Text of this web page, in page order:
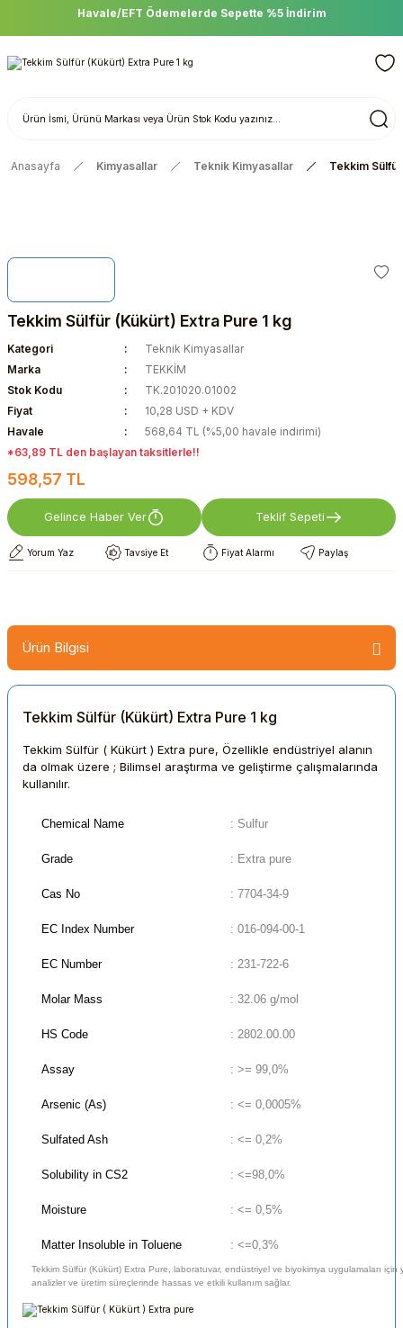
DLAB Scientific Ürünlerinde Sepette %15 İndirim
Anasayfa Kimyasallar Teknik Kimyasallar Tekkim
Tekkim Sülfür (Kükürt) Extra Pure 1 kg
Kategori
Teknik Kimyasallar
Marka
TEKKİM
Stok Kodu
TK.201020.01002
Fiyat
10,28 USD + KDV
Havale
568,64 TL (%5,00 havale indirimi)
*63,89 TL den başlayan taksitlerle!!
598,57 TL
Gelince Haber Ver Teklif Sepeti
Yorum Yaz Tavsiye Et Fiyat Alarmı Paylaş
Ürün Bilgisi
Tekkim Sülfür (Kükürt) Extra Pure 1 kg
Tekkim Sülfür ( Kükürt ) Extra pure, Özellikle endüstriyel alanın
da olmak üzere ; Bilimsel araştırma ve geliştirme çalışmalarında
kullanılır.
Chemical Name : Sulfur
Grade : Extra pure
Cas No : 7704-34-9
EC Index Number : 016-094-00-1
EC Number : 231-722-6
Molar Mass : 32.06 g/mol
HS Code : 2802.00.00
Assay : >= 99,0%
Arsenic (As) : <= 0,0005%
Sulfated Ash : <= 0,2%
Solubility in CS2 : <=98,0%
Moisture : <= 0,5%
Matter Insoluble in Toluene : <=0,3%
Tekkim Sülfür (Kükürt) Extra Pure, laboratuvar, endüstriyel ve biyokimya uygulamaları
analizler ve üretim süreçlerinde hassas ve etkili kullanım sağlar.